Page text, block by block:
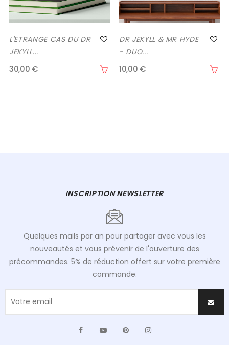
L'ETRANGE CAS DU DR
JEKYLL...
30,00 €
DR JEKYLL & MR HYDE
- DUO...
10,00 €
INSCRIPTION NEWSLETTER
Quelques mails par an pour partager avec vous les
nouveautés et vous prévenir de l'ouverture des
précommandes. 5% de réduction offert sur votre première
commande.
FacebookYouTubePinterest